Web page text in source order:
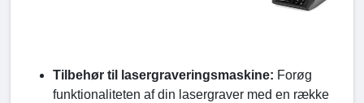
Tilbehør til lasergraveringsmaskine: Forøg
funktionaliteten af din lasergraver med en række